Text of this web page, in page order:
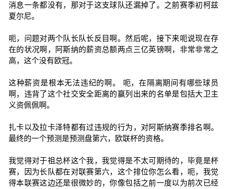
消息一条都没有，那对于这支球队还漏掉了。之前赛季初柯兹
夏尔尼。
呃，问题对两个队长队长反目啊。然后呢，接下来呃说现在存
在的状况啊，阿斯纳的薪资总额两点三亿英镑啊，非常非常之
高，这个没有欧冠。
这种薪资是根本无法违纪的啊。 呃，在隔离期间有哪些球员
啊，违背了这个社交安全距离的赢列出来的名单是包括大卫主
义资佩佩啊。
扎卡以及拉卡泽特都有过违规的行为，对阿斯纳赛季排名啊。
最终的一个预测是预测盘第六，欧联杯的资格。
我觉得对于祖总杯这个我，我觉得是不太可期待的，毕竟是杯
赛，因为长队都在对联赛第六，这个排位你怎么看，呃，我觉
得本联赛这边还是很微妙的，你像包括之前一度以为前次已经